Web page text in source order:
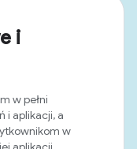
i
w pełni
i aplikacji, a
w